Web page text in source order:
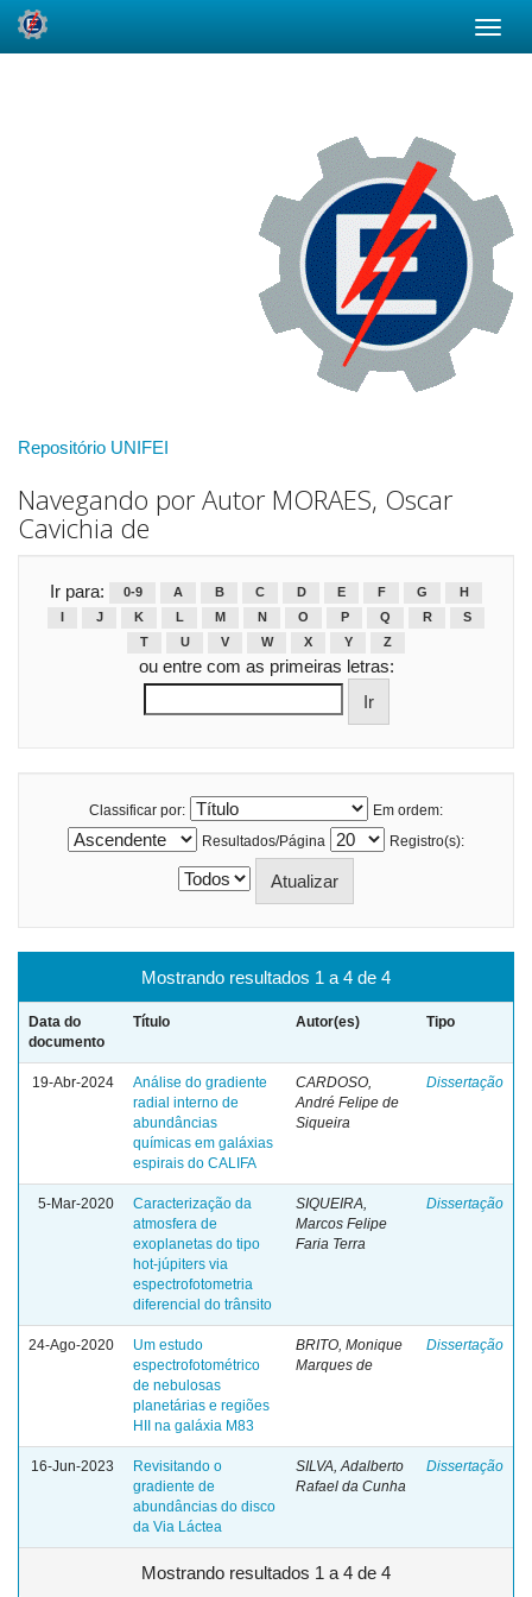
Repositório UNIFEI
Navegando por Autor MORAES, Oscar
Cavichia de
Ir para: 0-9 A B C D E F G
H
J K L M N O P Q R
S
T
U V W X Y Z
ou entre com as primeiras letras:
Classificar por:
Em ordem:
Resultados/Página
Registro(s):
Mostrando resultados 1 a 4 de 4
Data do
documento
Título Autor(es) Tipo
19-Abr-2024
Análise do gradiente
radial interno de
abundâncias
químicas em galáxias
espirais do CALIFA
CARDOSO,
André Felipe de
Siqueira
Dissertação
5-Mar-2020
Caracterização da
atmosfera de
exoplanetas do tipo
hot-júpiters via
espectrofotometria
diferencial do trânsito
SIQUEIRA,
Marcos Felipe
Faria Terra
Dissertação
24-Ago-2020
Um estudo
espectrofotométrico
de nebulosas
planetárias e regiões
HII na galáxia M83
BRITO, Monique
Marques de
Dissertação
16-Jun-2023
Revisitando o
gradiente de
abundâncias do disco
da Via Láctea
SILVA, Adalberto
Rafael da Cunha
Dissertação
Mostrando resultados 1 a 4 de 4